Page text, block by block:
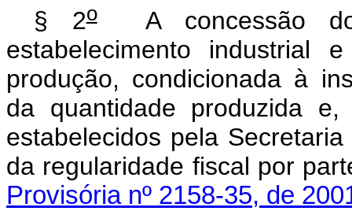
§ 2oA concessão do
estabelecimento industrial
produção, condicionada à
da quantidade produzida
estabelecidos pela
da regularidade fiscal
Provisória nº 2158-35, de